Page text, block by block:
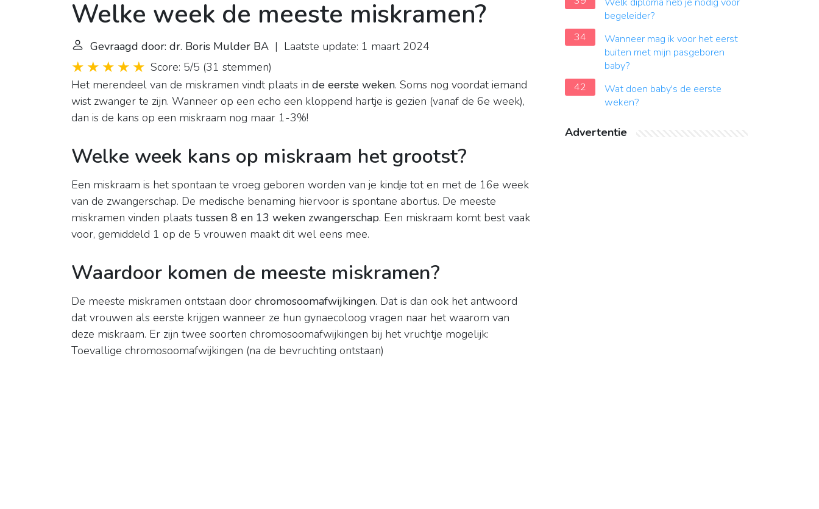
Welke week de meeste miskramen?
Gevraagd door: dr. Boris Mulder BA | Laatste update: 1 maart 2024
Score: 5/5 (31 stemmen)
Het merendeel van de miskramen vindt plaats in de eerste weken. Soms nog voordat iemand
wist zwanger te zijn. Wanneer op een echo een kloppend hartje is gezien (vanaf de 6e week),
dan is de kans op een miskraam nog maar 1-3%!
Welke week kans op miskraam het grootst?
Een miskraam is het spontaan te vroeg geboren worden van je kindje tot en met de 16e week
van de zwangerschap. De medische benaming hiervoor is spontane abortus. De meeste
miskramen vinden plaats tussen 8 en 13 weken zwangerschap. Een miskraam komt best vaak
voor, gemiddeld 1 op de 5 vrouwen maakt dit wel eens mee.
Waardoor komen de meeste miskramen?
De meeste miskramen ontstaan door chromosoomafwijkingen. Dat is dan ook het antwoord
dat vrouwen als eerste krijgen wanneer ze hun gynaecoloog vragen naar het waarom van
deze miskraam. Er zijn twee soorten chromosoomafwijkingen bij het vruchtje mogelijk:
Toevallige chromosoomafwijkingen (na de bevruchting ontstaan)
begeleider?
34
Wanneer mag ik voor het eerst
buiten met mijn pasgeboren
baby?
42
Wat doen baby's de eerste
weken?
Advertentie